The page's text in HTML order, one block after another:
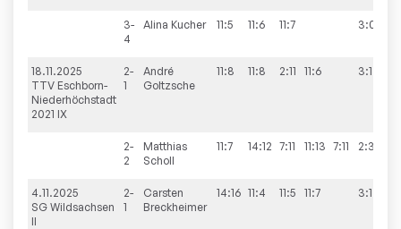
3-
4
Alina Kucher 11:5 11:6 11:7 3:0
18.11.2025
TTV Eschborn-
Niederhöchstadt
2021 IX
2-
1
André
Goltzsche
11:8 11:8 2:11 11:6 3:1
2-
2
Matthias
Scholl
11:7 14:12 7:11 11:13 7:11 2:3
4.11.2025
SG Wildsachsen
II
2-
1
Carsten
Breckheimer
14:16 11:4 11:5 11:7 3:1